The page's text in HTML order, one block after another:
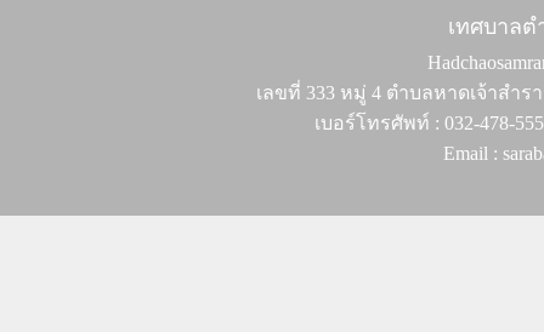
เทศบาล
เลขที่ 333 หมู่ 4 ตำบลหาดเจ้าสำร
เบอร์โทรศัพท์ : 032-478-
Email :